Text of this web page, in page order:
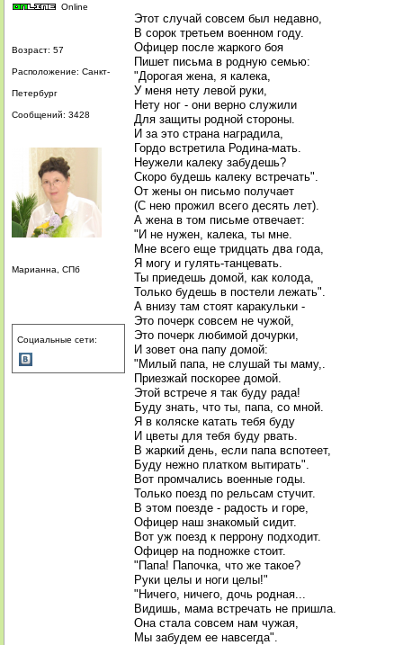
Online
Возраст: 57
Расположение: Санкт-
Петербург
Сообщений: 3428
Марианна, СПб
Социальные сети:
Этот случай совсем был недавно,
В сорок третьем военном году.
Офицер после жаркого боя
Пишет письма в родную семью:
"Дорогая жена, я калека,
У меня нету левой руки,
Нету ног - они верно служили
Для защиты родной стороны.
И за это страна наградила,
Гордо встретила Родина-мать.
Неужели калеку забудешь?
Скоро будешь калеку встречать".
От жены он письмо получает
(С нею прожил всего десять лет).
А жена в том письме отвечает:
"И не нужен, калека, ты мне.
Мне всего еще тридцать два года,
Я могу и гулять-танцевать.
Ты приедешь домой, как колода,
Только будешь в постели лежать".
А внизу там стоят каракульки -
Это почерк совсем не чужой,
Это почерк любимой дочурки,
И зовет она папу домой:
"Милый папа, не слушай ты маму,.
Приезжай поскорее домой.
Этой встрече я так буду рада!
Буду знать, что ты, папа, со мной.
Я в коляске катать тебя буду
И цветы для тебя буду рвать.
В жаркий день, если папа вспотеет,
Буду нежно платком вытирать".
Вот промчались военные годы.
Только поезд по рельсам стучит.
В этом поезде - радость и горе,
Офицер наш знакомый сидит.
Вот уж поезд к перрону подходит.
Офицер на подножке стоит.
"Папа! Папочка, что же такое?
Руки целы и ноги целы!"
"Ничего, ничего, дочь родная...
Видишь, мама встречать не пришла.
Она стала совсем нам чужая,
Мы забудем ее навсегда".